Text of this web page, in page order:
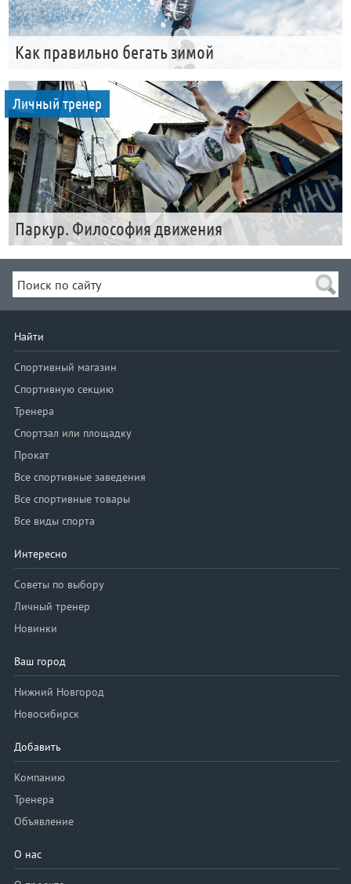
Как правильно бегать зимой
Личный тренер
Паркур. Философия движения
Найти
Спортивный магазин
Спортивную секцию
Тренера
Спортзал или площадку
Прокат
Все спортивные заведения
Все спортивные товары
Все виды спорта
Интересно
Советы по выбору
Личный тренер
Новинки
Ваш город
Нижний Новгород
Новосибирск
Добавить
Компанию
Тренера
Объявление
О нас